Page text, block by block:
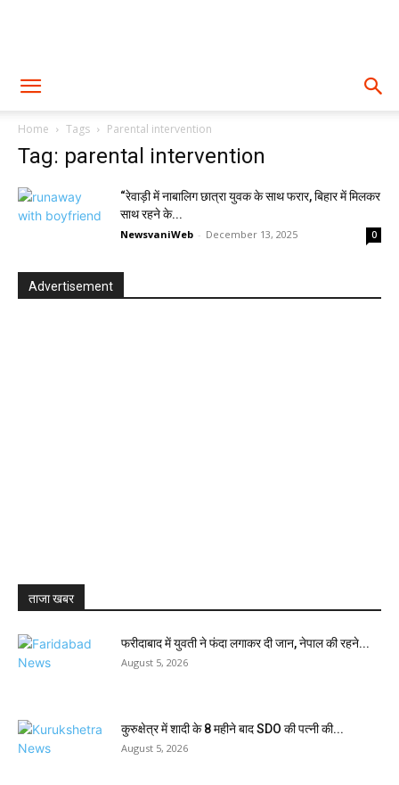
Home Tags Parental intervention
Tag: parental intervention
“रेवाड़ी में नाबालिग छात्रा युवक के साथ फरार, बिहार में मिलकर
साथ रहने के...
NewsvaniWeb - December 13, 2025 0
Advertisement
ताजा खबर
फरीदाबाद में युवती ने फंदा लगाकर दी जान, नेपाल की रहने...
August 5, 2026
कुरुक्षेत्र में शादी के 8 महीने बाद SDO की पत्नी की...
August 5, 2026